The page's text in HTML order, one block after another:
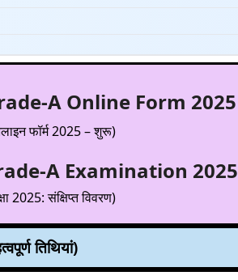
A Online Form 2025
फॉर्म 2025 – शुरू)
A Examination 2025
2025: संक्षिप्त विवरण)
तिथियां)